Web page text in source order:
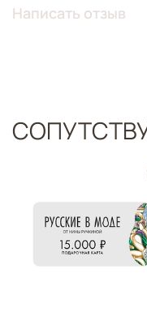
Написать отзыв